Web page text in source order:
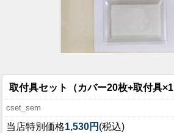
取付具セット（カバー20枚+取付具×1
cset_sem
当店特別価格1,530円 (税込)